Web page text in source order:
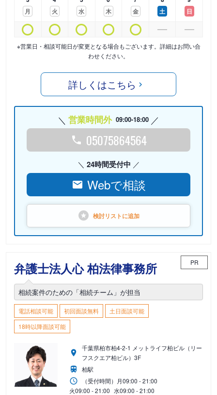
月
火
水
木
金
土
日
※営業日・相談可能日が変更となる場合もございます。詳細はお問い合
わせください。
詳しくはこちら
営業時間外 09:00-18:00
05075864564
24時間受付中
Webで相談
検討リストに追加
弁護士法人心 柏法律事務所 PR
相続案件のための「相続チーム」が担当
電話相談可能 初回面談無料
土日面談可能
18時以降面談可能
千葉県柏市柏4-2-1 メットライフ柏ビル（リー
フスクエア柏ビル）3F
柏駅
（受付時間） 月09:00 - 21:00
火09:00 - 21:00 水09:00 - 21:00